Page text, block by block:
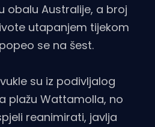
obalu Australije, a broj
utapanjem tijekom
se na šest.
su iz podivljalog
plažu Wattamolla, no
reanimirati, javlja